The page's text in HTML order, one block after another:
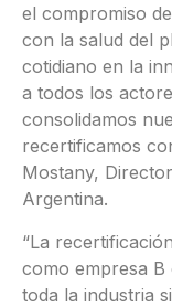
el compromiso
con la salud del
cotidiano en la
a todos los
consolidamos
recertificamos
Mostany,
Argentina.
“La
como empresa B
toda la industria